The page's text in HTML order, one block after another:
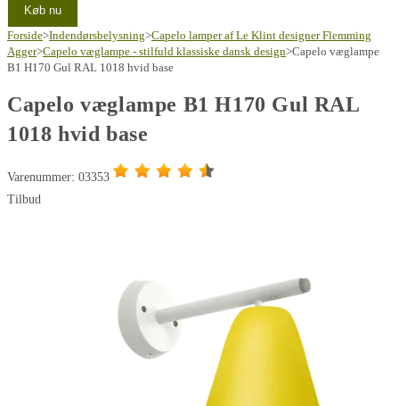
Køb nu
Forside>Indendørsbelysning>Capelo lamper af Le Klint designer Flemming
Agger>Capelo væglampe - stilfuld klassiske dansk design>Capelo væglampe
B1 H170 Gul RAL 1018 hvid base
Capelo væglampe B1 H170 Gul RAL
1018 hvid base
Varenummer: 03353
Tilbud